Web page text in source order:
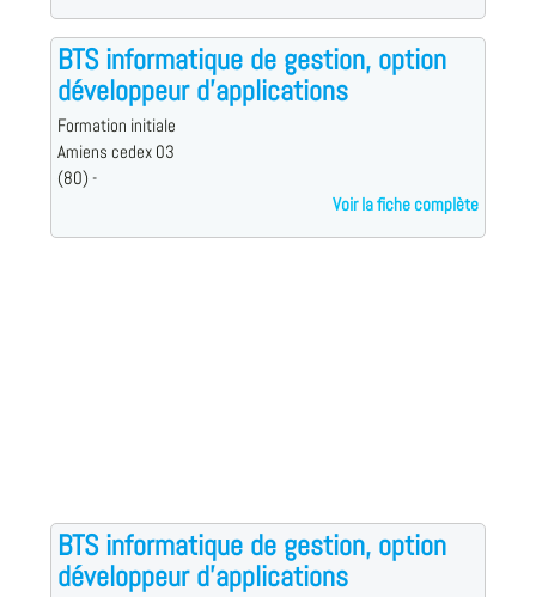
BTS informatique de gestion, option
développeur d'applications
Formation initiale
Amiens cedex 03
(80) -
Voir la fiche complète
BTS informatique de gestion, option
développeur d'applications